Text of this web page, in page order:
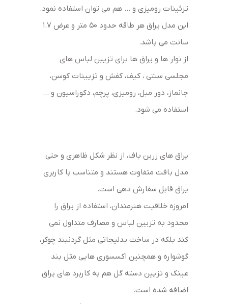
تزئینات رومیزی و … هم می توان استفاده نمود.
این مدل یراق هر طاقه حدود 50 متر و عرض 1.7
سانت می باشد.
از نوار ها و یراق ها برای تزیین لباس های
مجلسی سنتی ، کیف، کفش و تزیینات کوسن،
جانماز، دور مبل، رومیزی، پرچم، دکوراسیون و …
استفاده می شود.
یراق های زرین باف، از نظر شکل ظاهری و حتی
مدل بافت متفاوت هستند و متناسب با کاربری
یراق قابل سفارش دهی است.
امروزه خلاقیت هنرمندان، استفاده از یراق را
محدود به تزیین لباس و مصارف متداول نمی
کند بلکه در ساخت بدلیجاتی مثل گردنبند چوکر،
گوشواره و همچنین اکسسوری هایی مثل بند
عینک و تزیین دسته گل هم به کاربرد های یراق
اضافه شده است.